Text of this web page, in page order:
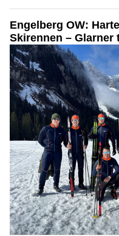
Engelberg OW:
Skirennen – Glarner